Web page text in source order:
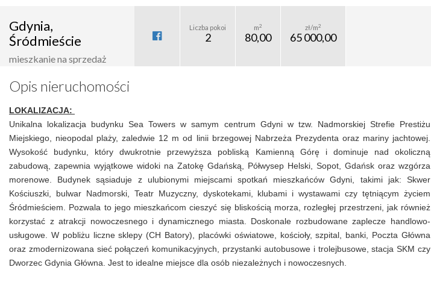
Gdynia,
Śródmieście
mieszkanie na sprzedaż
Liczba pokoi
2
m2
80,00
zł/m2
65 000,00
Opis nieruchomości
LOKALIZACJA:
Unikalna lokalizacja budynku Sea Towers w samym centrum Gdyni w tzw. Nadmorskiej Strefie Prestiżu
Miejskiego, nieopodal plaży, zaledwie 12 m od linii brzegowej Nabrzeża Prezydenta oraz mariny jachtowej.
Wysokość budynku, który dwukrotnie przewyższa pobliską Kamienną Górę i dominuje nad okoliczną
zabudową, zapewnia wyjątkowe widoki na Zatokę Gdańską, Półwysep Helski, Sopot, Gdańsk oraz wzgórza
morenowe. Budynek sąsiaduje z ulubionymi miejscami spotkań mieszkańców Gdyni, takimi jak: Skwer
Kościuszki, bulwar Nadmorski, Teatr Muzyczny, dyskotekami, klubami i wystawami czy tętniącym życiem
Śródmieściem. Pozwala to jego mieszkańcom cieszyć się bliskością morza, rozległej przestrzeni, jak również
korzystać z atrakcji nowoczesnego i dynamicznego miasta. Doskonale rozbudowane zaplecze handlowo-
usługowe. W pobliżu liczne sklepy (CH Batory), placówki oświatowe, kościoły, szpital, banki, Poczta Główna
oraz zmodernizowana sieć połączeń komunikacyjnych, przystanki autobusowe i trolejbusowe, stacja SKM czy
Dworzec Gdynia Główna. Jest to idealne miejsce dla osób niezależnych i nowoczesnych.